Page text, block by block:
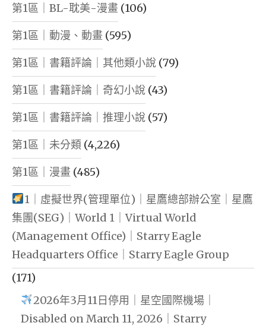
第1區｜BL-耽美-漫畫 (106)
第1區｜動漫、動畫 (595)
第1區｜書籍評論｜其他類小說 (79)
第1區｜書籍評論｜奇幻小說 (43)
第1區｜書籍評論｜推理小說 (57)
第1區｜未分類 (4,226)
第1區｜漫畫 (485)
1｜虛擬世界(管理單位)｜星鷹總部辦公室｜星鷹
集團(SEG)｜World 1｜Virtual World
(Management Office)｜Starry Eagle
Headquarters Office｜Starry Eagle Group
(171)
2026年3月11日停用｜星空國際機場｜
Disabled on March 11, 2026｜Starry